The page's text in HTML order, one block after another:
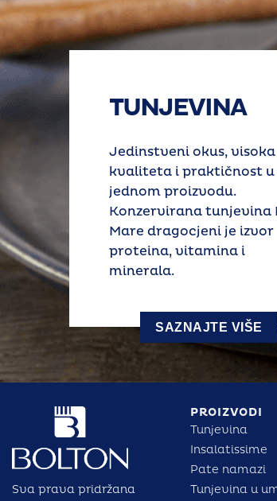
TUNJEVINA
Jedinstveni okus, visoka
kvaliteta i praktičnost u
jednom proizvodu.
Konzervirana tunjevina
Mare dragocjeni je izvor
proteina, vitamina i
minerala.
SAZNAJTE VIŠE
Sva prava pridržana
PROIZVODI
Tunjevina
Insalatissime
Pate namazi
Tunjevina u